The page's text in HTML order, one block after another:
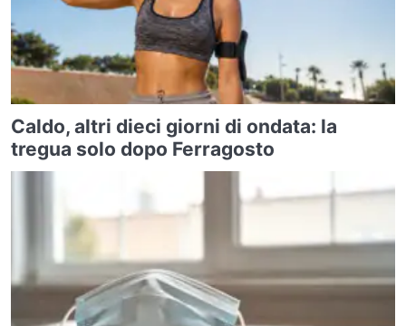
Caldo, altri dieci giorni di ondata: la
tregua solo dopo Ferragosto